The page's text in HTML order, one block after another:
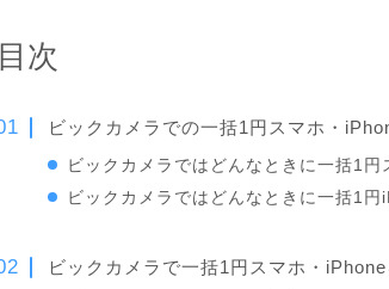
目次
ビックカメラでの一括1円スマホ・
ビックカメラではどんなときに一括1円
ビックカメラではどんなときに一括1円
ビックカメラで一括1円スマホ・